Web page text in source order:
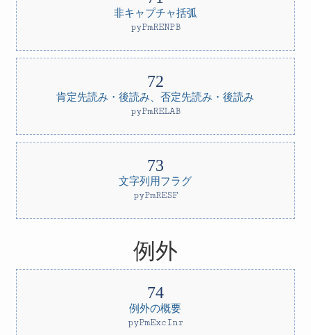
非キャプチャ括弧
pyPmRENPB
肯定先読み・後読み、否定先読み・後読み
pyPmRELAB
文字列用フラグ
pyPmRESF
例外
例外の概要
pyPmExcInr